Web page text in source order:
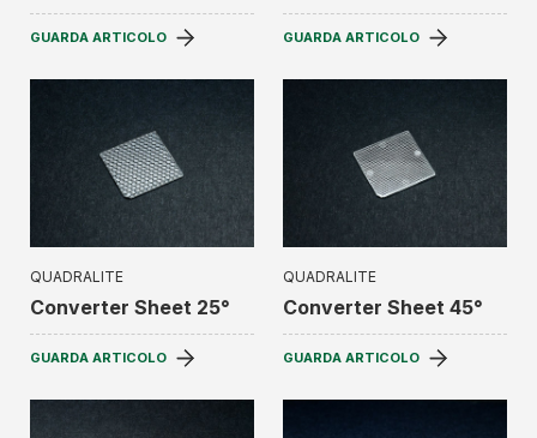
GUARDA ARTICOLO GUARDA ARTICOLO
QUADRALITE
Converter Sheet 25°
GUARDA ARTICOLO
QUADRALITE
Converter Sheet 45°
GUARDA ARTICOLO